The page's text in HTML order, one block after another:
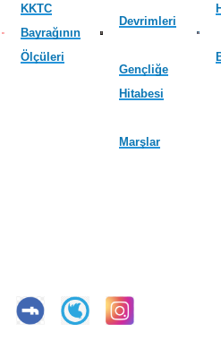
KKTC
Bayrağının
Ölçüleri
Devrimleri
Gençliğe
Hitabesi
Marşlar